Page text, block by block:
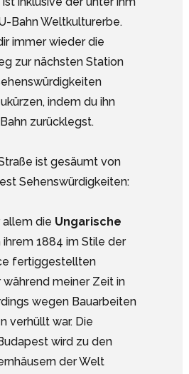
Bahn Weltkulturerbe.
immer wieder die
zur nächsten Station
indem du ihn
zurücklegst.
ist gesäumt von
Sehenswürdigkeiten:
allem die Ungarische
ihrem 1884 im Stile der
fertiggestellten
während meiner Zeit in
wegen Bauarbeiten
verhüllt war. Die
wird zu den
der Welt